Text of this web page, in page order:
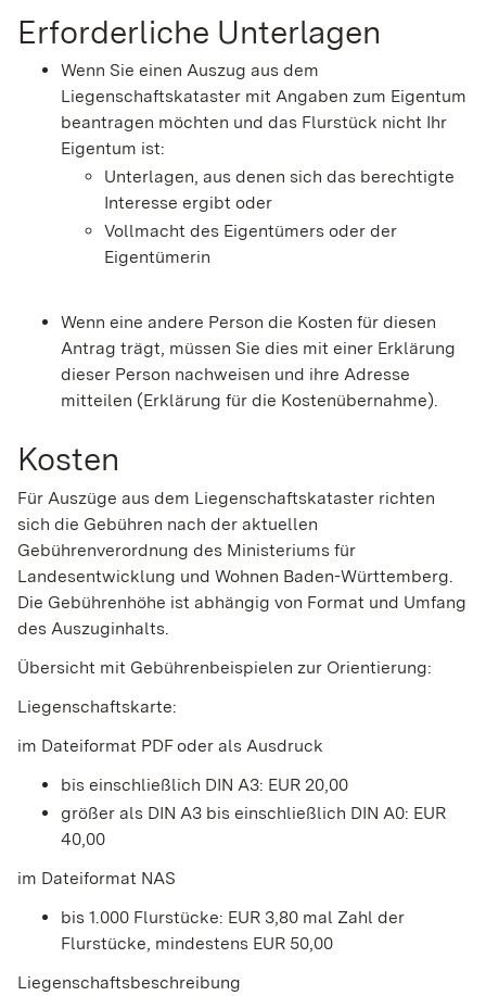
Erforderliche Unterlagen
Wenn Sie einen Auszug aus dem
Liegenschaftskataster mit Angaben zum Eigentum
beantragen möchten und das Flurstück nicht Ihr
Eigentum ist:
Unterlagen, aus denen sich das berechtigte
Interesse ergibt oder
Vollmacht des Eigentümers oder der
Eigentümerin
Wenn eine andere Person die Kosten für diesen
Antrag trägt, müssen Sie dies mit einer Erklärung
dieser Person nachweisen und ihre Adresse
mitteilen (Erklärung für die Kostenübernahme).
Kosten
Für Auszüge aus dem Liegenschaftskataster richten
sich die Gebühren nach der aktuellen
Gebührenverordnung des Ministeriums für
Landesentwicklung und Wohnen Baden-Württemberg.
Die Gebührenhöhe ist abhängig von Format und Umfang
des Auszuginhalts.
Übersicht mit Gebührenbeispielen zur Orientierung:
Liegenschaftskarte:
im Dateiformat PDF oder als Ausdruck
bis einschließlich DIN A3: EUR 20,00
größer als DIN A3 bis einschließlich DIN A0: EUR
40,00
im Dateiformat NAS
bis 1.000 Flurstücke: EUR 3,80 mal Zahl der
Flurstücke, mindestens EUR 50,00
Liegenschaftsbeschreibung